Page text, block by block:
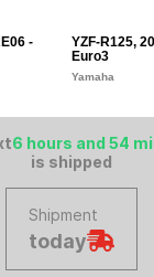
-
YZF-R125,
Euro3
Yamaha
6 hours and 54
is shipped
Shipment
today